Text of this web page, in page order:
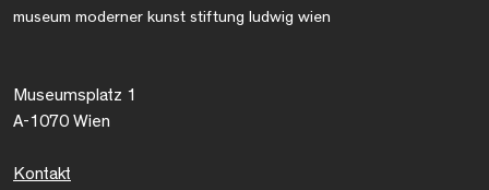
museum moderner kunst stiftung ludwig wien
Museumsplatz 1
A-1070 Wien
Kontakt